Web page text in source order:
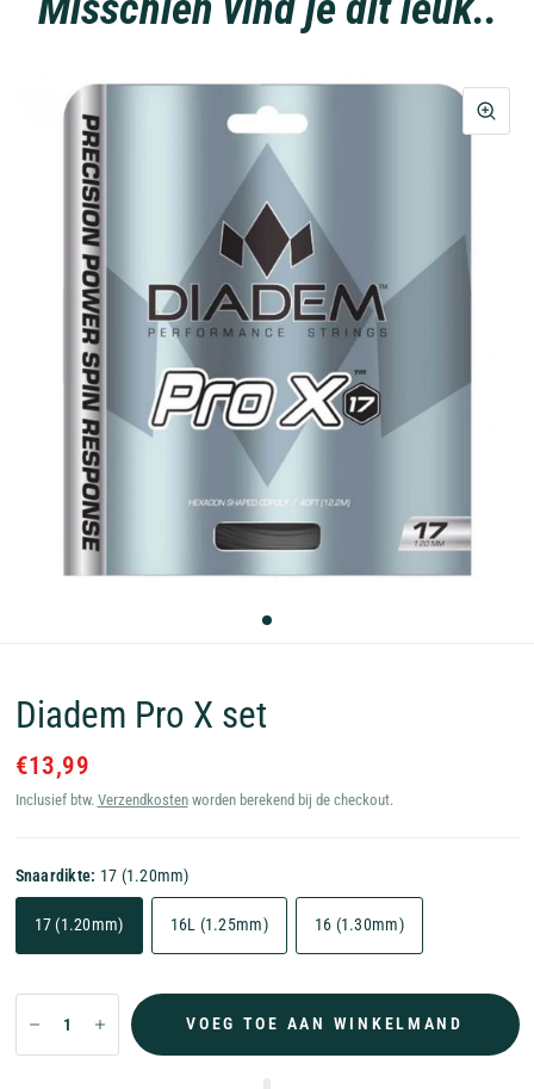
Diadem Pro X set
€13,99
Inclusief btw. Verzendkostenworden berekend bij de checkout.
Snaardikte: 17 (1.20mm)
17 (1.20mm) 16L (1.25mm) 16 (1.30mm)
VOEG TOE AAN WINKELMAND